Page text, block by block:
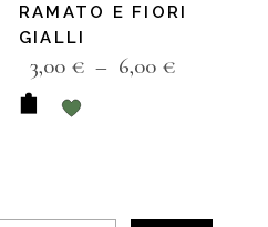
RAMATO E FIORI
GIALLI
3,00 € – 6,00 €